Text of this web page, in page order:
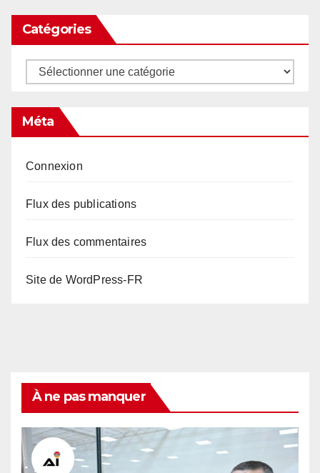
Catégories
Catégories
Méta
Connexion
Flux des publications
Flux des commentaires
Site de WordPress-FR
À ne pas manquer